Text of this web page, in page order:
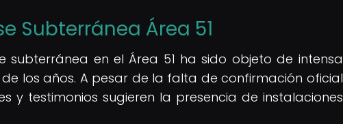
Subterránea Área 51
subterránea en el Área 51 ha sido objeto de intensa
los años. A pesar de la falta de confirmación oficial
y testimonios sugieren la presencia de instalaciones